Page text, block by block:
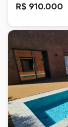
R$ 910.000